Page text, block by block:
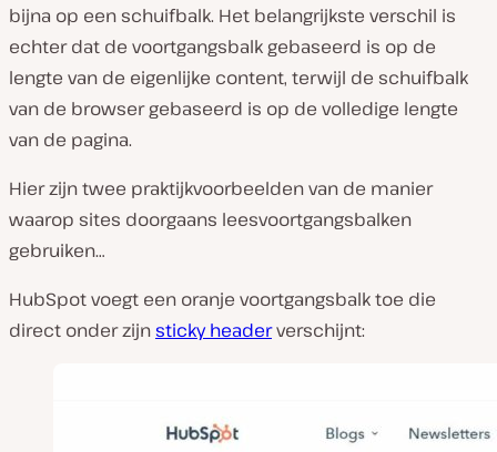
bijna op een schuifbalk. Het belangrijkste verschil is
echter dat de voortgangsbalk gebaseerd is op de
lengte van de eigenlijke content, terwijl de schuifbalk
van de browser gebaseerd is op de volledige lengte
van de pagina.
Hier zijn twee praktijkvoorbeelden van de manier
waarop sites doorgaans leesvoortgangsbalken
gebruiken…
HubSpot voegt een oranje voortgangsbalk toe die
direct onder zijnsticky headerverschijnt: